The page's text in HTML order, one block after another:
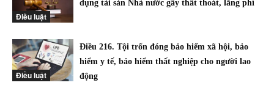
Điều luật
dụng tài sản Nhà nước gây thất thoát, lãng phí
Điều luật
Điều 216. Tội trốn đóng bảo hiểm xã hội, bảo
hiểm y tế, bảo hiểm thất nghiệp cho người lao
động